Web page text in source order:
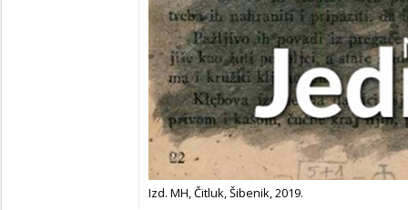
Izd. MH, Čitluk, Šibenik, 2019.